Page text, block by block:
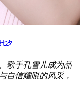
七夕
歌手孔雪儿成为品
自信耀眼的风采，